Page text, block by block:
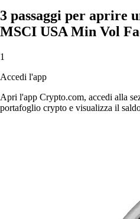
3 passaggi per aprire
MSCI USA Min Vol
1
Accedi l'app
Apri l'app Crypto.com, accedi alla
portafoglio crypto e visualizza il